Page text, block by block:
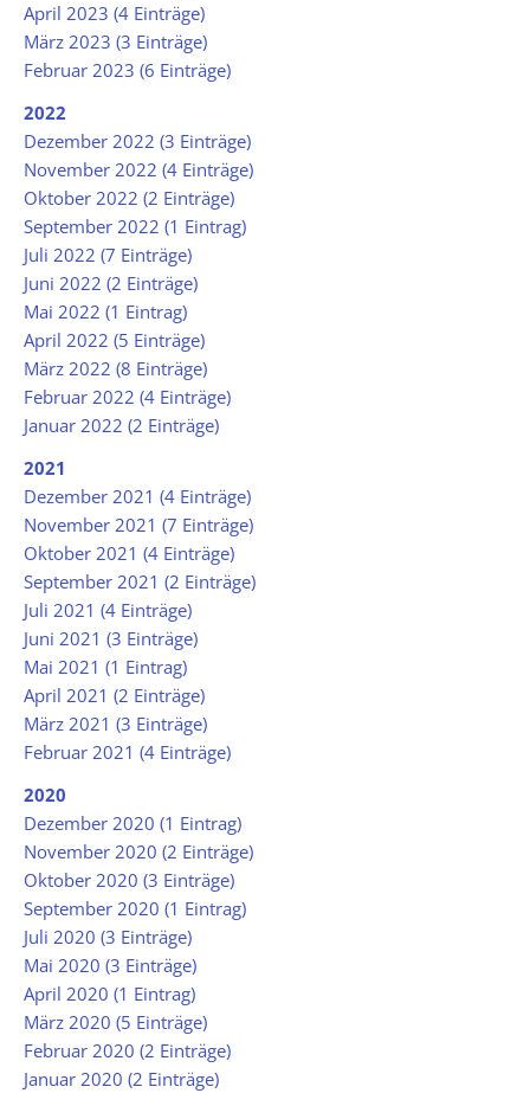
April 2023 (4 Einträge)
März 2023 (3 Einträge)
Februar 2023 (6 Einträge)
2022
Dezember 2022 (3 Einträge)
November 2022 (4 Einträge)
Oktober 2022 (2 Einträge)
September 2022 (1 Eintrag)
Juli 2022 (7 Einträge)
Juni 2022 (2 Einträge)
Mai 2022 (1 Eintrag)
April 2022 (5 Einträge)
März 2022 (8 Einträge)
Februar 2022 (4 Einträge)
Januar 2022 (2 Einträge)
2021
Dezember 2021 (4 Einträge)
November 2021 (7 Einträge)
Oktober 2021 (4 Einträge)
September 2021 (2 Einträge)
Juli 2021 (4 Einträge)
Juni 2021 (3 Einträge)
Mai 2021 (1 Eintrag)
April 2021 (2 Einträge)
März 2021 (3 Einträge)
Februar 2021 (4 Einträge)
2020
Dezember 2020 (1 Eintrag)
November 2020 (2 Einträge)
Oktober 2020 (3 Einträge)
September 2020 (1 Eintrag)
Juli 2020 (3 Einträge)
Mai 2020 (3 Einträge)
April 2020 (1 Eintrag)
März 2020 (5 Einträge)
Februar 2020 (2 Einträge)
Januar 2020 (2 Einträge)